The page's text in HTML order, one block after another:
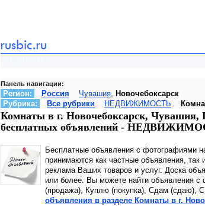
Панель навигации:
Регион: Россия Чувашия, Новочебоксарск
Рубрика:
Все рубрики НЕДВИЖИМОСТЬ
Комнаты в г. Новочебоксарск,
бесплатных объявлений -
Бесплатные объявления с фотографиями
принимаются как частные объявления,
реклама Ваших товаров и услуг. Доска
или более. Вы можете найти объявления с
(продажа), Куплю (покупка), Сдам (сдаю),
объявления в разделе Комнаты в г.